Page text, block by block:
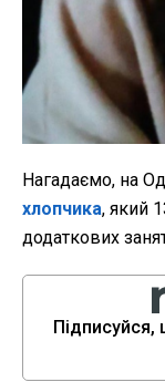
Нагадаємо, на
хлопчика, який
додаткових